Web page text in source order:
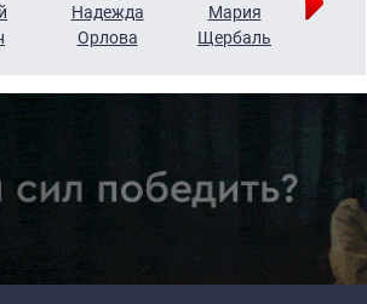
Надежда
Орлова
Мария
Щербаль